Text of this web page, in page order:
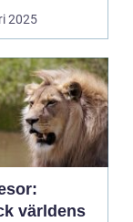
2025
världens